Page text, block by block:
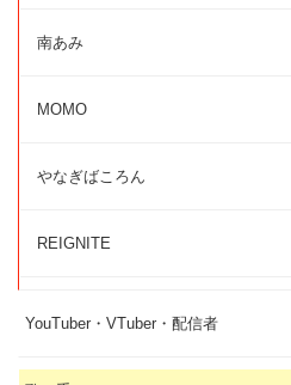
南あみ
MOMO
やなぎばころん
REIGNITE
YouTuber・VTuber・配信者